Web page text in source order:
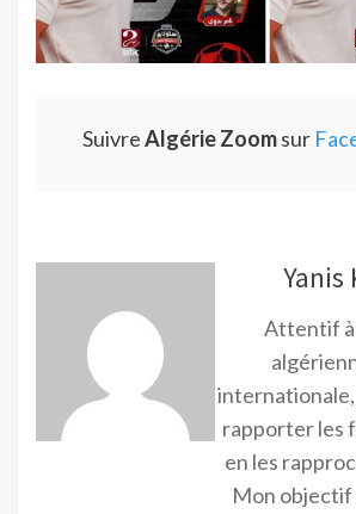
SuivreAlgérie Zoomsur
Yanis
Attentif à
internationale,
rapporter les
en les
Mon